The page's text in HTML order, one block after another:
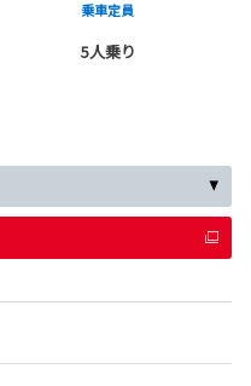
乗車定員
5人乗り